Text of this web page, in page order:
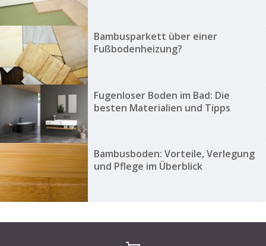
Bambusparkett über einer
Fußbodenheizung?
Fugenloser Boden im Bad: Die
besten Materialien und Tipps
Bambusboden: Vorteile, Verlegung
und Pflege im Überblick